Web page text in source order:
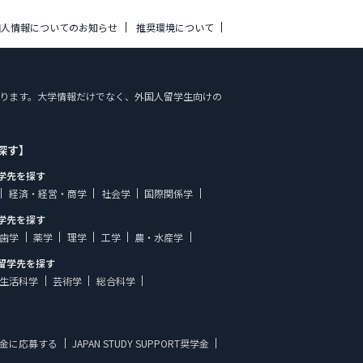
情報についてのお知らせ 推奨環境について
ます。大学情報だけでなく、外国人留学生向けの
】
先を探す
経済・経営・商学
社会学
国際関係学
先を探す
学
薬学 理学 工学
農・水産学
学先を探す
生活科学
芸術学 総合科学
に応募する JAPAN STUDY SUPPORT奨学金